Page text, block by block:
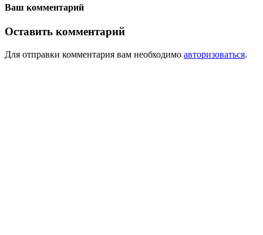
Ваш комментарий
Оставить комментарий
Для отправки комментария вам необходимо авторизоваться.